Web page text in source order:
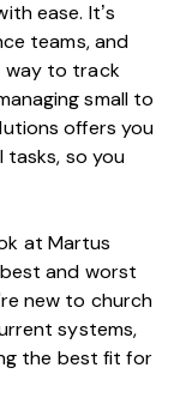
ease. It’s
teams, and
way to track
small to
offers you
tasks, so you
at Martus
and worst
new to church
systems,
the best fit for